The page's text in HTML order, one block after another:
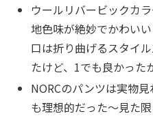
ウールリバービックカ
地色味が絶妙でかわい
口は折り曲げるスタイ
たけど、1でも良かった
NORCのパンツは実物
も理想的だった〜見た